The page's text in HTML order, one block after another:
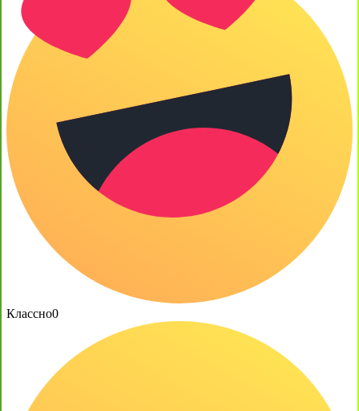
Классно0